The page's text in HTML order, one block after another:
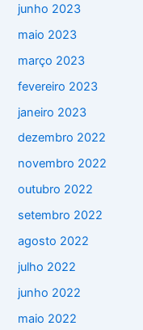
junho 2023
maio 2023
março 2023
fevereiro 2023
janeiro 2023
dezembro 2022
novembro 2022
outubro 2022
setembro 2022
agosto 2022
julho 2022
junho 2022
maio 2022